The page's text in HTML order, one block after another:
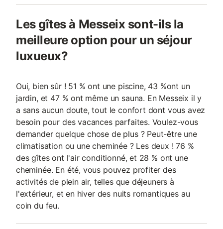
Les gîtes à Messeix sont-ils la
meilleure option pour un séjour
luxueux?
Oui, bien sûr ! 51 % ont une piscine, 43 %ont un
jardin, et 47 % ont même un sauna. En Messeix il y
a sans aucun doute, tout le confort dont vous avez
besoin pour des vacances parfaites. Voulez-vous
demander quelque chose de plus ? Peut-être une
climatisation ou une cheminée ? Les deux ! 76 %
des gîtes ont l'air conditionné, et 28 % ont une
cheminée. En été, vous pouvez profiter des
activités de plein air, telles que déjeuners à
l'extérieur, et en hiver des nuits romantiques au
coin du feu.